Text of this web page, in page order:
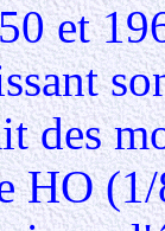
et
des
HO